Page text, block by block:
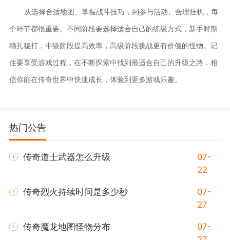
从选择合适地图、掌握战斗技巧，到参与活动、合理挂机，每
个环节都很重要。不同阶段要选择适合自己的练级方式，新手时期
稳扎稳打，中级阶段提高效率，高级阶段挑战更有价值的怪物。记
住要享受游戏过程，在不断探索中找到最适合自己的升级之路，相
信你能在传奇世界中快速成长，体验到更多游戏乐趣。
热门公告
传奇道士武器怎么升级
07-
22
传奇烈火持续时间是多少秒
07-
27
传奇魔龙地图怪物分布
07-